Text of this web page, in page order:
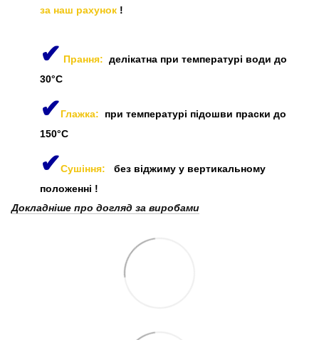
за наш рахунок !
✔ Прання: делікатна при температурі води до
30°C
✔Глажка: при температурі підошви праски до
150°C
✔Сушіння:
без віджиму у вертикальному
положенні !
Докладніше про догляд за виробами